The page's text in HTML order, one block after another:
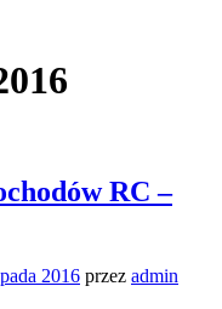
RC –
2016 przez admin